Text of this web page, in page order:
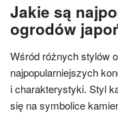
Jakie są
ogrodów
Wśród różnych stylów
najpopularniejszych
i charakterystyki. Styl
się na symbolice